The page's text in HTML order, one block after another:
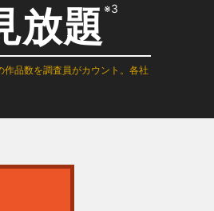
放題※3
品数を調査員がカウント。各社